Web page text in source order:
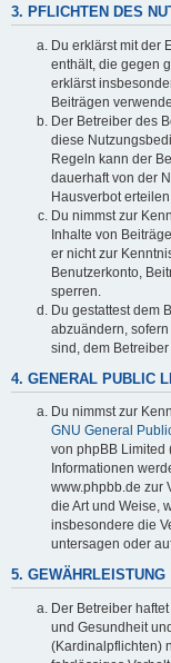
3. PFLICHTEN DES
Du erklärst mit der
enthält, die gegen
erklärst
Beiträgen
Der Betreiber des
diese
Regeln kann der
dauerhaft von der
Hausverbot
Du nimmst zur
Inhalte von
er nicht zur
Benutzerkonto,
sperren.
Du gestattest dem
abzuändern,
sind, dem
4. GENERAL PUBLIC
Du nimmst zur
GNU General
von phpBB Limited
Informationen
www.phpbb.de zur
die Art und Weise,
insbesondere die
untersagen oder
5. GEWÄHRLEISTUNG
Der Betreiber
und Gesundheit
(Kardinalpflichten)